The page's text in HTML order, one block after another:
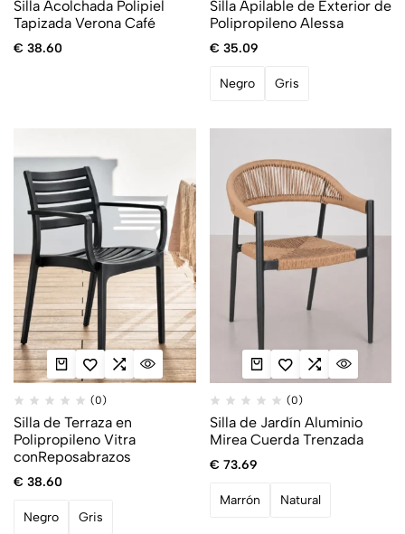
Silla Acolchada Polipiel
Tapizada Verona Café
€ 38.60
Silla Apilable de Exterior de
Polipropileno Alessa
€ 35.09
Negro Gris
(0)
Silla de Terraza en
Polipropileno Vitra
conReposabrazos
€ 38.60
Negro Gris
(0)
Silla de Jardín Aluminio
Mirea Cuerda Trenzada
€ 73.69
Marrón Natural